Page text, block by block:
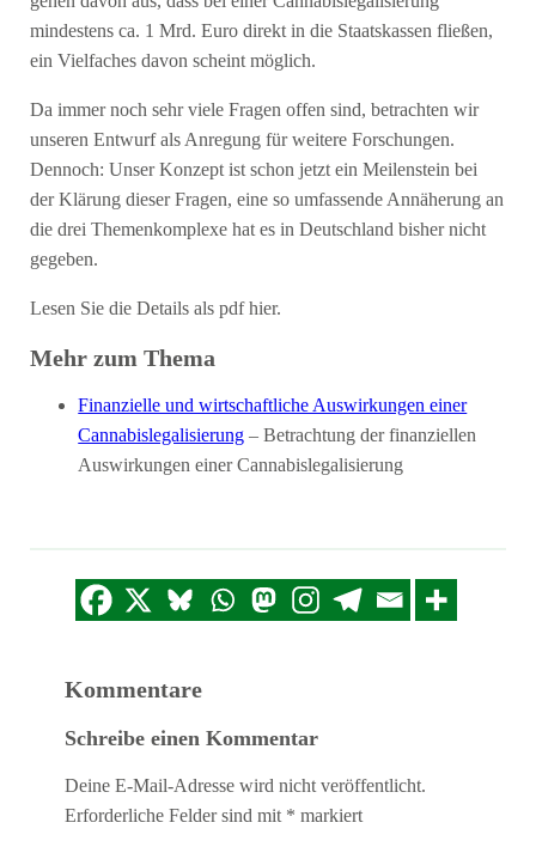
mindestens ca. 1 Mrd. Euro direkt in die Staatskassen fließen,
ein Vielfaches davon scheint möglich.
Da immer noch sehr viele Fragen offen sind, betrachten wir
unseren Entwurf als Anregung für weitere Forschungen.
Dennoch: Unser Konzept ist schon jetzt ein Meilenstein bei
der Klärung dieser Fragen, eine so umfassende Annäherung an
die drei Themenkomplexe hat es in Deutschland bisher nicht
gegeben.
Lesen Sie die Details als pdf hier.
Mehr zum Thema
Finanzielle und wirtschaftliche Auswirkungen einer
Cannabislegalisierung – Betrachtung der finanziellen
Auswirkungen einer Cannabislegalisierung
Kommentare
Schreibe einen Kommentar
Deine E-Mail-Adresse wird nicht veröffentlicht.
Erforderliche Felder sind mit * markiert